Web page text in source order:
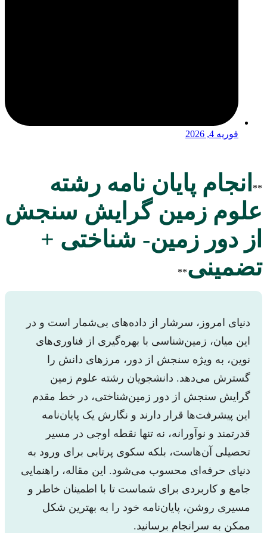
فوریه 4, 2026
**
انجام پایان نامه رشته
علوم زمین گرایش سنجش
از دور زمین- شناختی +
تضمینی**
دنیای امروز، سرشار از داده‌های بی‌شمار است و در
این میان، زمین‌شناسی با بهره‌گیری از فناوری‌های
نوین، به ویژه سنجش از دور، مرزهای دانش را
گسترش می‌دهد. دانشجویان رشته علوم زمین
گرایش سنجش از دور زمین‌شناختی، در خط مقدم
این پیشرفت‌ها قرار دارند و نگارش یک پایان‌نامه
قدرتمند و نوآورانه، نه تنها نقطه اوجی در مسیر
تحصیلی آن‌هاست، بلکه سکوی پرتابی برای ورود به
دنیای حرفه‌ای محسوب می‌شود. این مقاله، راهنمایی
جامع و کاربردی برای شماست تا با اطمینان خاطر و
مسیری روشن، پایان‌نامه خود را به بهترین شکل
ممکن به سرانجام برسانید.